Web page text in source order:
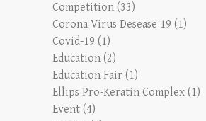
Competition (33)
Corona Virus Desease 19 (1)
Covid-19 (1)
Education (2)
Education Fair (1)
Ellips Pro-Keratin Complex (1)
Event (4)